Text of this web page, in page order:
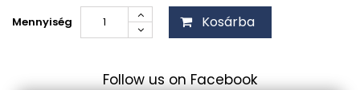
Mennyiség Kosárba
Follow us on Facebook